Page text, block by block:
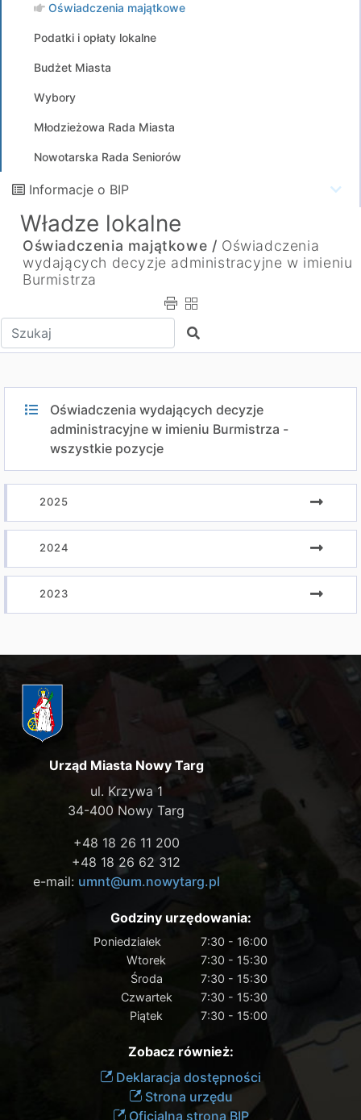
Oświadczenia majątkowe
Podatki i opłaty lokalne
Budżet Miasta
Wybory
Młodzieżowa Rada Miasta
Nowotarska Rada Seniorów
Informacje o BIP
Władze lokalne
Oświadczenia majątkowe / Oświadczenia
wydających decyzje administracyjne w imieniu
Burmistrza
Wpisz tekst do wyszukania Szukaj
Oświadczenia wydających decyzje
administracyjne w imieniu Burmistrza -
wszystkie pozycje
2025
2024
2023
Urząd Miasta Nowy Targ
ul. Krzywa 1
34-400 Nowy Targ
+48 18 26 11 200
+48 18 26 62 312
e-mail: umnt@um.nowytarg.pl
Godziny urzędowania:
Poniedziałek
7:30 - 16:00
Wtorek
7:30 - 15:30
Środa
7:30 - 15:30
Czwartek
7:30 - 15:30
Piątek
7:30 - 15:00
Zobacz również:
Deklaracja dostępności
Strona urzędu
Oficjalna strona BIP